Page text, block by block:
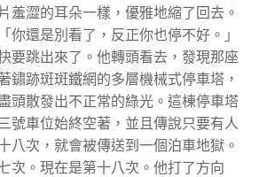
羞澀的耳朵一樣，優雅地縮了回去。
你還是別看了，反正你也停不好。」
要跳出來了。他轉頭看去，發現那座
鏽跡斑斑鐵網的多層機械式停車塔，
頭散發出不正常的綠光。這棟停車塔
號車位始終空著，並且傳說只要有人
八次，就會被傳送到一個泊車地獄。
次。現在是第十八次。他打了方向